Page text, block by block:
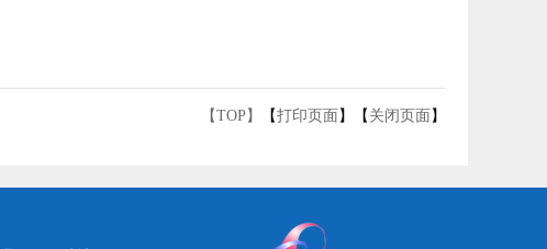
【TOP】 【打印页面 】【 关闭页面 】